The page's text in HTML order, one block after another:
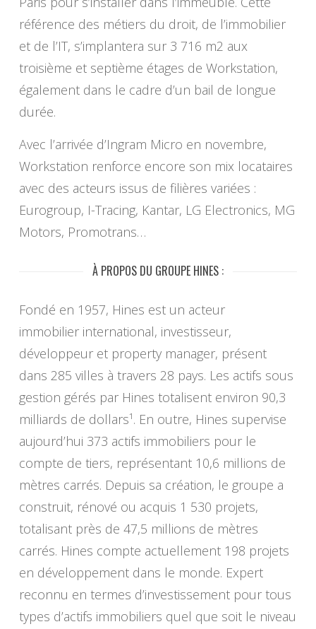
référence des métiers du droit, de l’immobilier
et de l’IT, s’implantera sur 3 716 m2 aux
troisième et septième étages de Workstation,
également dans le cadre d’un bail de longue
durée.
Avec l’arrivée d’Ingram Micro en novembre,
Workstation renforce encore son mix locataires
avec des acteurs issus de filières variées :
Eurogroup, I-Tracing, Kantar, LG Electronics, MG
Motors, Promotrans…
À PROPOS DU GROUPE HINES :
Fondé en 1957, Hines est un acteur
immobilier international, investisseur,
développeur et property manager, présent
dans 285 villes à travers 28 pays. Les actifs sous
gestion gérés par Hines totalisent environ 90,3
milliards de dollars¹. En outre, Hines supervise
aujourd’hui 373 actifs immobiliers pour le
compte de tiers, représentant 10,6 millions de
mètres carrés. Depuis sa création, le groupe a
construit, rénové ou acquis 1 530 projets,
totalisant près de 47,5 millions de mètres
carrés. Hines compte actuellement 198 projets
en développement dans le monde. Expert
reconnu en termes d’investissement pour tous
types d’actifs immobiliers quel que soit le niveau